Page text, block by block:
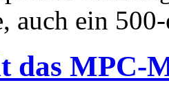
auch ein
das MPC-